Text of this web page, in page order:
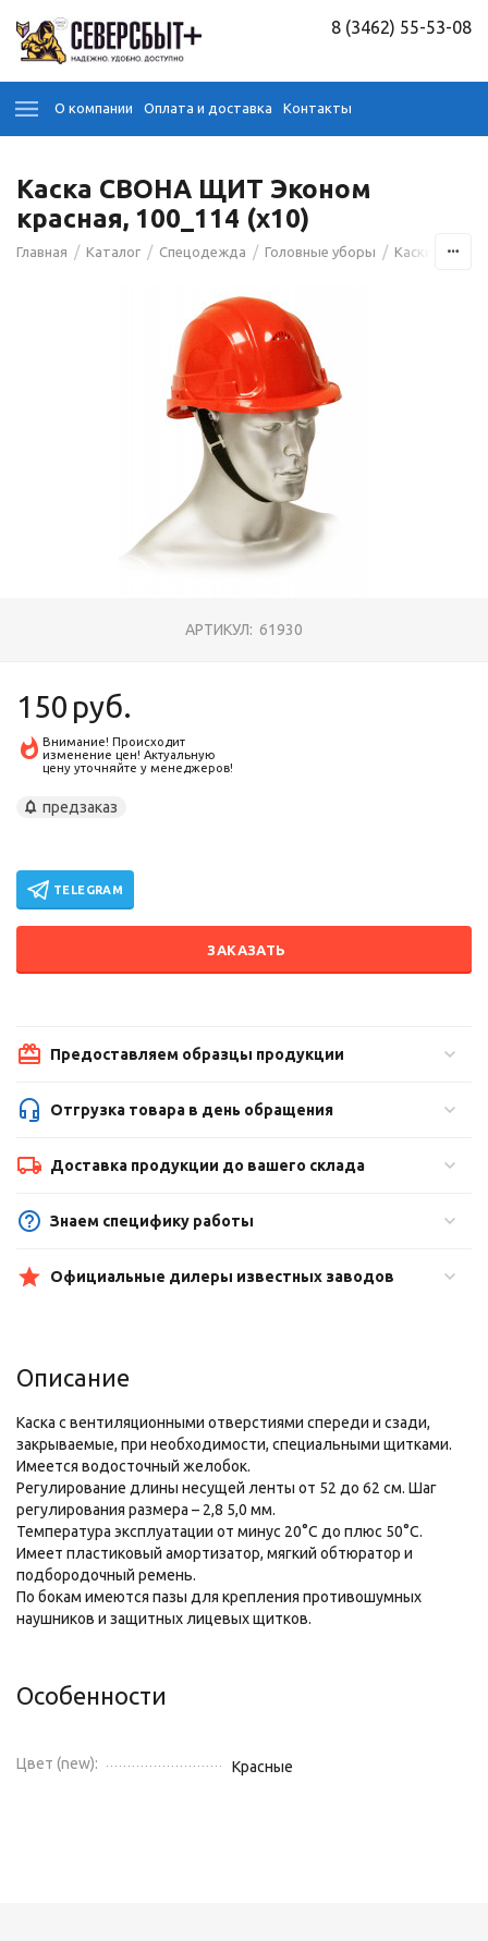
8 (3462) 55-53-08
О компании Оплата и доставка Контакты
Каска СВОНА ЩИТ Эконом
красная, 100_114 (х10)
Главная / Каталог / Спецодежда / Головные уборы / Каски
АРТИКУЛ: 61930
150 руб.
Внимание! Происходит
изменение цен! Актуальную
цену уточняйте у менеджеров!
предзаказ
TELEGRAM
ЗАКАЗАТЬ
Предоставляем образцы продукции
Отгрузка товара в день обращения
Доставка продукции до вашего склада
Знаем специфику работы
Официальные дилеры известных заводов
Описание
Каска с вентиляционными отверстиями спереди и сзади,
закрываемые, при необходимости, специальными щитками.
Имеется водосточный желобок.
Регулирование длины несущей ленты от 52 до 62 см. Шаг
регулирования размера – 2,8 5,0 мм.
Температура эксплуатации от минус 20°С до плюс 50°С.
Имеет пластиковый амортизатор, мягкий обтюратор и
подбородочный ремень.
По бокам имеются пазы для крепления противошумных
наушников и защитных лицевых щитков.
Особенности
Цвет (new): Красные